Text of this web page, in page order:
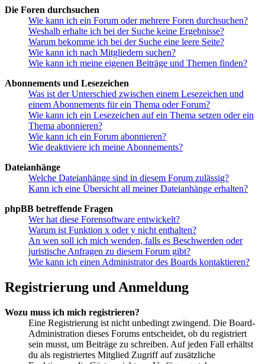
Die Foren durchsuchen
Wie kann ich ein Forum oder mehrere Foren durchsuchen?
Weshalb erhalte ich bei der Suche keine Ergebnisse?
Warum bekomme ich bei der Suche eine leere Seite?
Wie kann ich nach Mitgliedern suchen?
Wie kann ich meine eigenen Beiträge und Themen finden?
Abonnements und Lesezeichen
Was ist der Unterschied zwischen einem Lesezeichen und
einem Abonnements für ein Thema oder Forum?
Wie kann ich ein Lesezeichen auf ein Thema setzen oder ein
Thema abonnieren?
Wie kann ich ein Forum abonnieren?
Wie deaktiviere ich meine Abonnements?
Dateianhänge
Welche Dateianhänge sind in diesem Forum zulässig?
Kann ich eine Übersicht all meiner Dateianhänge erhalten?
phpBB betreffende Fragen
Wer hat diese Forensoftware entwickelt?
Warum ist Funktion x oder y nicht enthalten?
An wen soll ich mich wenden, falls es Beschwerden oder
juristische Anfragen zu diesem Forum gibt?
Wie kann ich einen Administrator des Boards kontaktieren?
Registrierung und Anmeldung
Wozu muss ich mich registrieren?
Eine Registrierung ist nicht unbedingt zwingend. Die Board-
Administration dieses Forums entscheidet, ob du registriert
sein musst, um Beiträge zu schreiben. Auf jeden Fall erhältst
du als registriertes Mitglied Zugriff auf zusätzliche